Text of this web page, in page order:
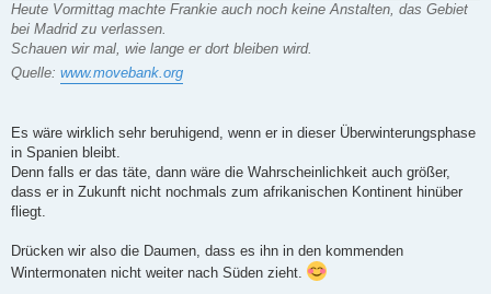
Heute Vormittag machte Frankie auch noch keine Anstalten, das Gebiet
bei Madrid zu verlassen.
Schauen wir mal, wie lange er dort bleiben wird.
Quelle: www.movebank.org
Es wäre wirklich sehr beruhigend, wenn er in dieser Überwinterungsphase
in Spanien bleibt.
Denn falls er das täte, dann wäre die Wahrscheinlichkeit auch größer,
dass er in Zukunft nicht nochmals zum afrikanischen Kontinent hinüber
fliegt.
Drücken wir also die Daumen, dass es ihn in den kommenden
Wintermonaten nicht weiter nach Süden zieht.